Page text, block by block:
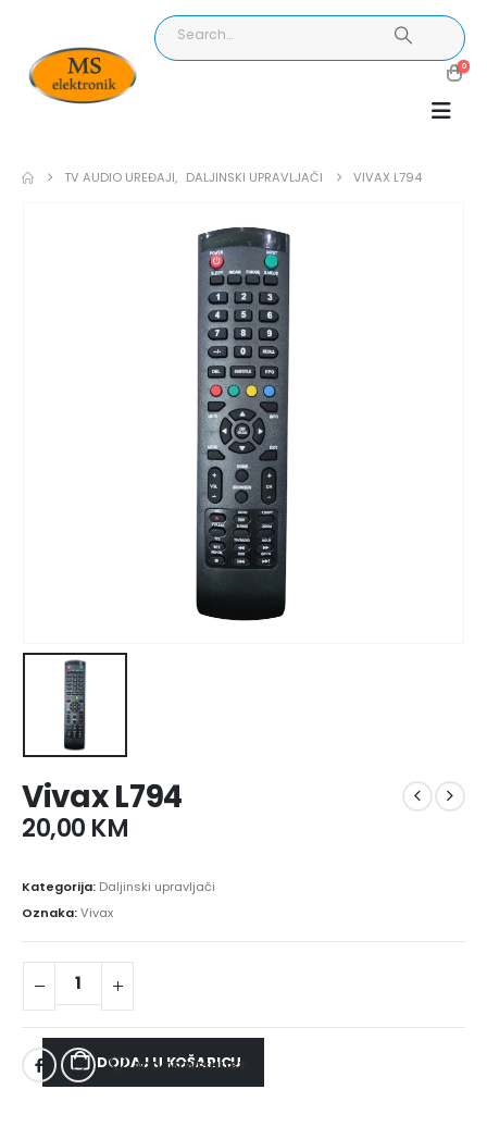
0
TV AUDIO UREĐAJI, DALJINSKI UPRAVLJAČI VIVAX L794
Vivax L794
20,00 KM
Kategorija: Daljinski upravljači
Oznaka:Vivax
DODAJ U KOŠARICU
ADD TO WISHLIST